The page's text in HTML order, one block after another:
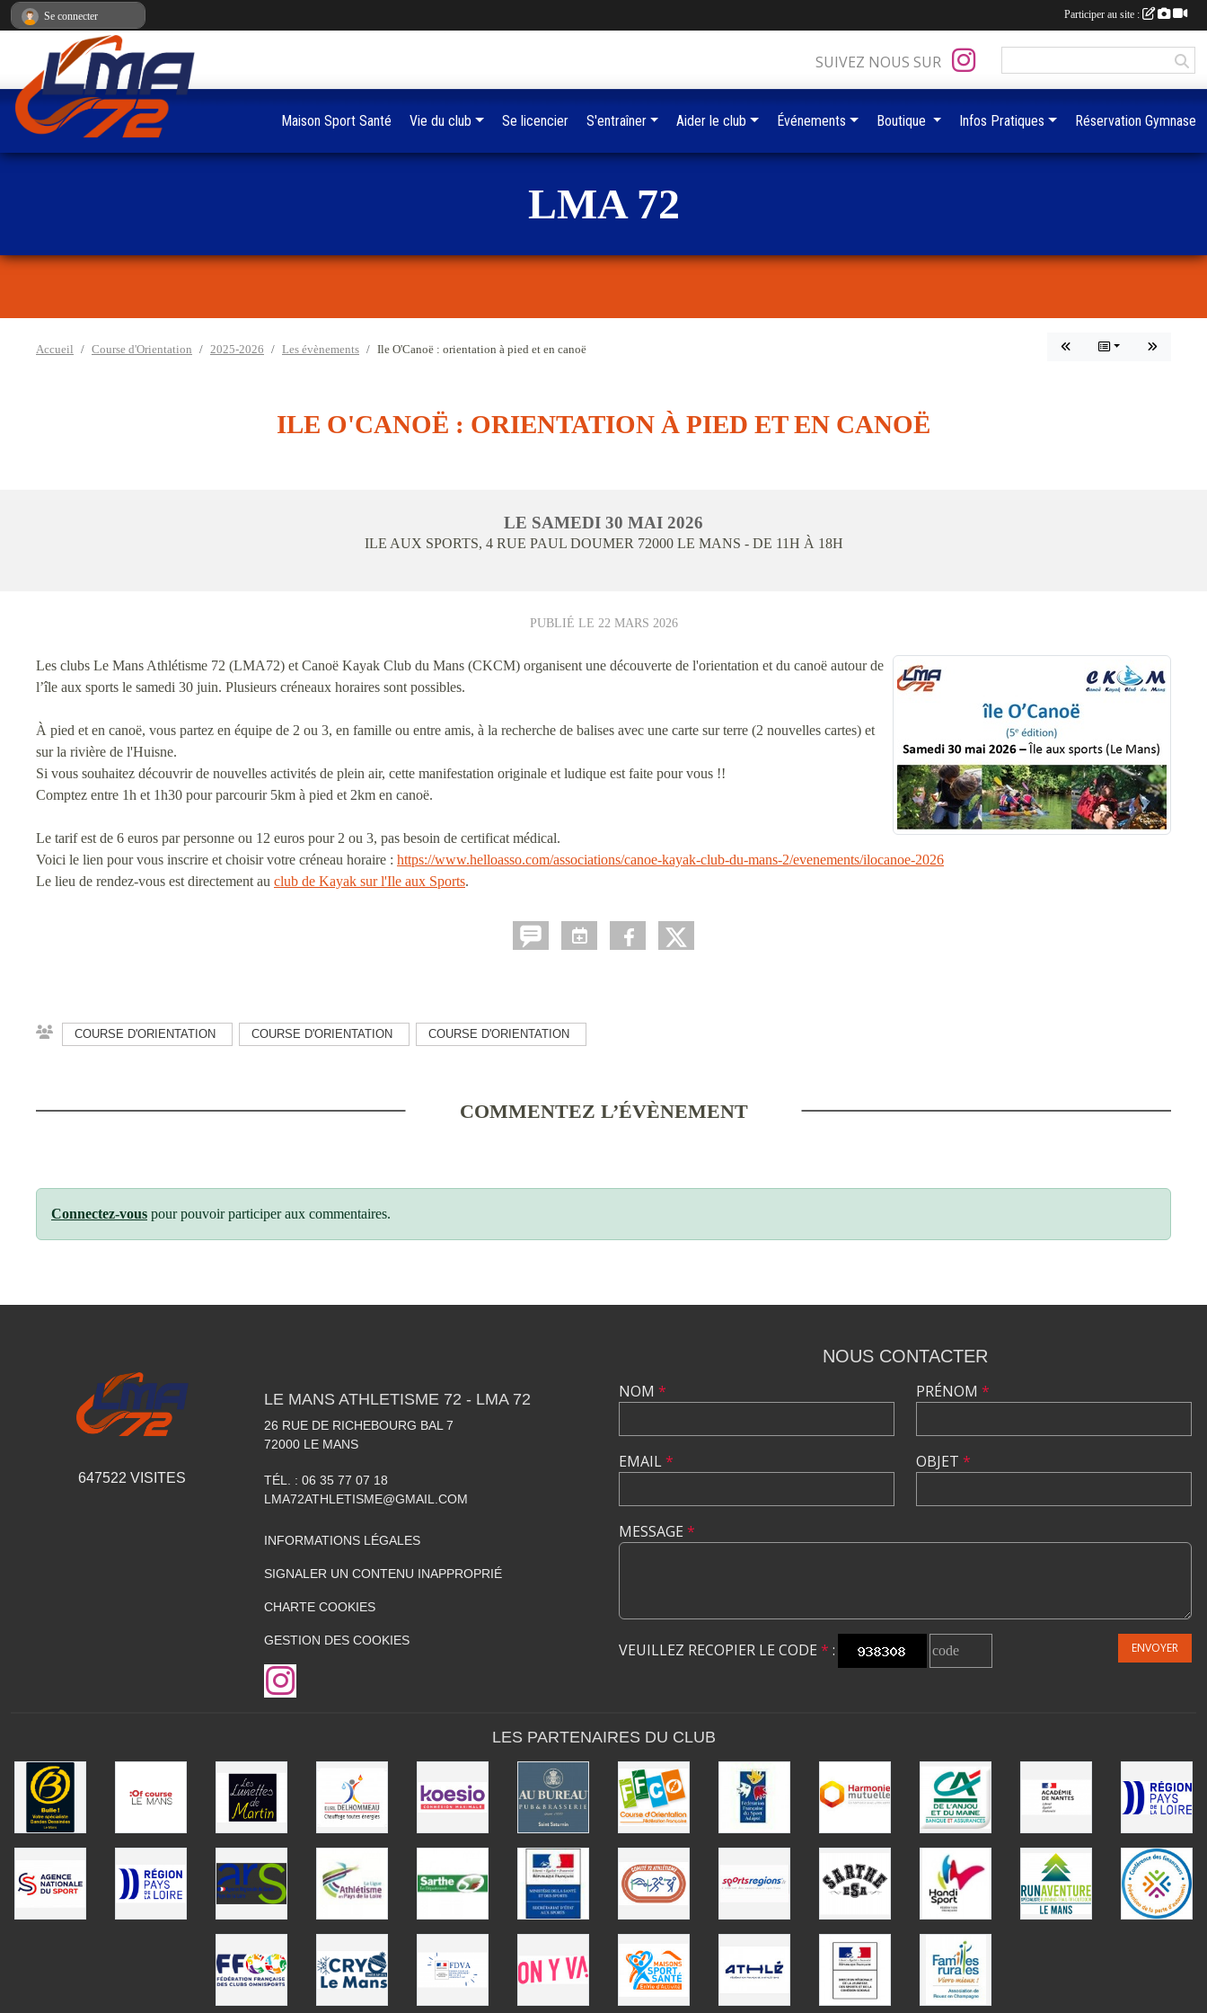
LMA 72
Accueil Course d'Orientation 2025-2026 Les évènements Ile O'Canoë : orientation à pied et en canoë
ILE O'CANOË : ORIENTATION À PIED ET EN CANOË
LE SAMEDI 30 MAI 2026
ILE AUX SPORTS, 4 RUE PAUL DOUMER 72000 LE MANS - DE 11H À 18H
PUBLIÉ LE 22 MARS 2026
Les clubs Le Mans Athlétisme 72 (LMA72) et Canoë Kayak Club du Mans (CKCM) organisent une découverte de l'orientation et du canoë autour de
l’île aux sports le samedi 30 juin. Plusieurs créneaux horaires sont possibles.
À pied et en canoë, vous partez en équipe de 2 ou 3, en famille ou entre amis, à la recherche de balises avec une carte sur terre (2 nouvelles cartes) et
sur la rivière de l'Huisne.
Si vous souhaitez découvrir de nouvelles activités de plein air, cette manifestation originale et ludique est faite pour vous !!
Comptez entre 1h et 1h30 pour parcourir 5km à pied et 2km en canoë.
Le tarif est de 6 euros par personne ou 12 euros pour 2 ou 3, pas besoin de certificat médical.
Voici le lien pour vous inscrire et choisir votre créneau horaire : https://www.helloasso.com/associations/canoe-kayak-club-du-mans-2/evenements/ilocanoe-2026
Le lieu de rendez-vous est directement au club de Kayak sur l'Ile aux Sports.
COURSE D'ORIENTATION COURSE D'ORIENTATION COURSE D'ORIENTATION
COMMENTEZ L’ÉVÈNEMENT
Connectez-vous pour pouvoir participer aux commentaires.
SUIVEZ NOUS SUR
Maison Sport Santé Vie du club Se licencier S'entraîner Aider le club Événements Boutique Infos Pratiques Réservation Gymnase
647522 VISITES
LE MANS ATHLETISME 72 - LMA 72
26 RUE DE RICHEBOURG BAL 7
72000 LE MANS
TÉL. : 06 35 77 07 18
LMA72ATHLETISME@GMAIL.COM
INFORMATIONS LÉGALES
SIGNALER UN CONTENU INAPPROPRIÉ
CHARTE COOKIES
GESTION DES COOKIES
NOUS CONTACTER
NOM *
EMAIL*
PRÉNOM *
OBJET *
MESSAGE *
VEUILLEZ RECOPIER LE CODE * : ENVOYER
LES PARTENAIRES DU CLUB
Se connecter Participer au site :
Panneau de gestion des cookies